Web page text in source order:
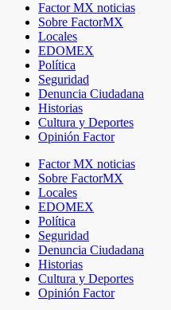
Factor MX noticias
Sobre FactorMX
Locales
EDOMEX
Política
Seguridad
Denuncia Ciudadana
Historias
Cultura y Deportes
Opinión Factor
Factor MX noticias
Sobre FactorMX
Locales
EDOMEX
Política
Seguridad
Denuncia Ciudadana
Historias
Cultura y Deportes
Opinión Factor